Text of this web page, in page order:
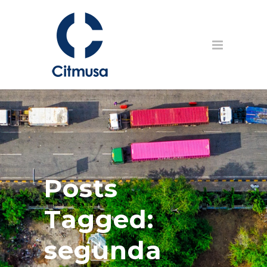
Posts
Tagged:
segunda